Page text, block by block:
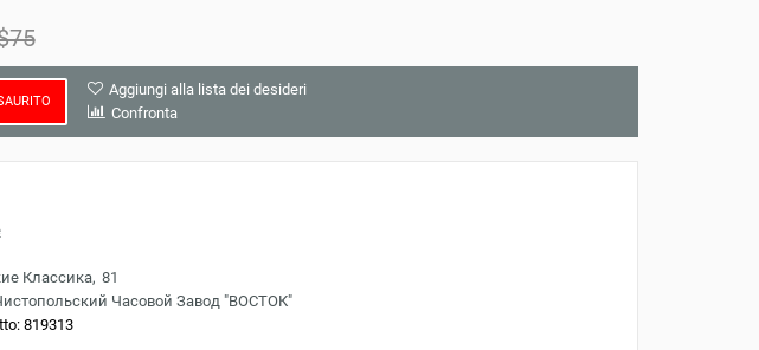
Aggiungi alla lista dei desideri
Confronta
Классика 81
Часовой Завод "ВОСТОК"
819313